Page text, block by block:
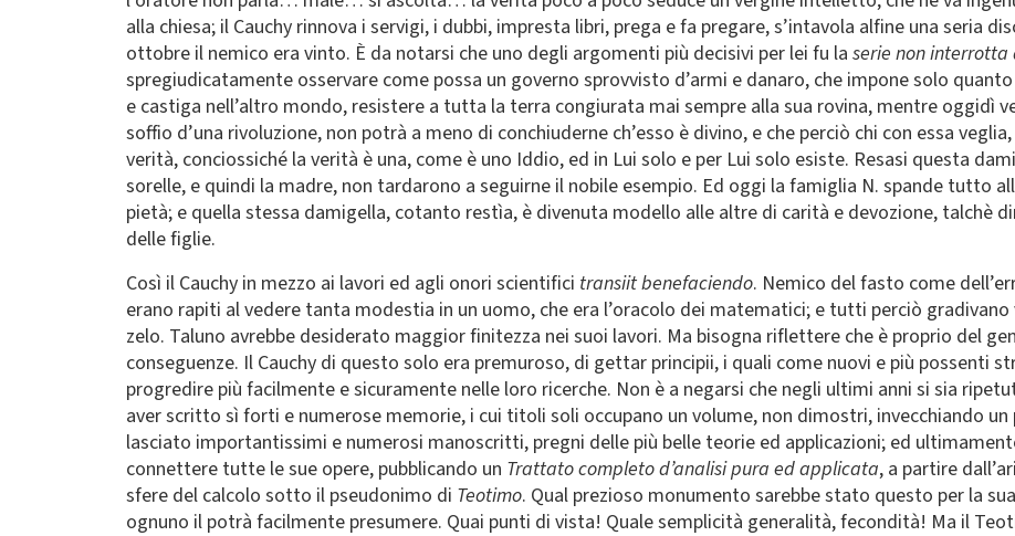
alla chiesa; il Cauchy rinnova i servigi, i dubbi, impresta libri, prega e fa pregare, s’intavola alfine una seria
ottobre il nemico era vinto. È da notarsi che uno degli argomenti più decisivi per lei fu la serie non interrotta
spregiudicatamente osservare come possa un governo sprovvisto d’armi e danaro, che impone solo
e castiga nell’altro mondo, resistere a tutta la terra congiurata mai sempre alla sua rovina, mentre oggidì
soffio d’una rivoluzione, non potrà a meno di conchiuderne ch’esso è divino, e che perciò chi con essa
verità, conciossiché la verità è una, come è uno Iddio, ed in Lui solo e per Lui solo esiste. Resasi questa
sorelle, e quindi la madre, non tardarono a seguirne il nobile esempio. Ed oggi la famiglia N. spande tutto
pietà; e quella stessa damigella, cotanto restìa, è divenuta modello alle altre di carità e devozione, talchè
delle figlie.
Così il Cauchy in mezzo ai lavori ed agli onori scientifici transiit benefaciendo. Nemico del fasto come
erano rapiti al vedere tanta modestia in un uomo, che era l’oracolo dei matematici; e tutti perciò
zelo. Taluno avrebbe desiderato maggior finitezza nei suoi lavori. Ma bisogna riflettere che è proprio del
conseguenze. Il Cauchy di questo solo era premuroso, di gettar principii, i quali come nuovi e più possenti
progredire più facilmente e sicuramente nelle loro ricerche. Non è a negarsi che negli ultimi anni si sia
aver scritto sì forti e numerose memorie, i cui titoli soli occupano un volume, non dimostri, invecchiando un
lasciato importantissimi e numerosi manoscritti, pregni delle più belle teorie ed applicazioni; ed
connettere tutte le sue opere, pubblicando un Trattato completo d’analisi pura ed applicata, a partire
sfere del calcolo sotto il pseudonimo di Teotimo. Qual prezioso monumento sarebbe stato questo per la
ognuno il potrà facilmente presumere. Quai punti di vista! Quale semplicità generalità, fecondità! Ma il